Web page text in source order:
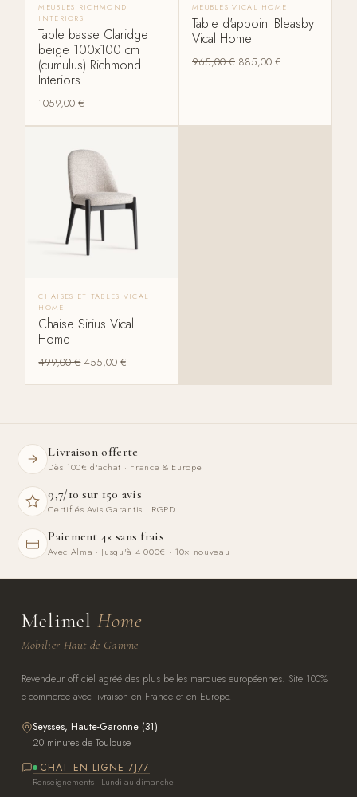
MEUBLES RICHMOND
INTERIORS
Table basse Claridge
beige 100x100 cm
(cumulus) Richmond
Interiors
1059,00€
MEUBLES VICAL HOME
Table d'appoint Bleasby
Vical Home
965,00€ 885,00 €
CHAISES ET TABLES VICAL
HOME
Chaise Sirius Vical
Home
499,00€ 455,00€
Livraison offerte
Dès 100€ d'achat · France & Europe
9,7/10 sur 150 avis
Certifiés Avis Garantis · RGPD
Paiement 4× sans frais
Avec Alma · Jusqu'à 4 000€ · 10× nouveau
Melimel Home
Mobilier Haut de Gamme
Revendeur officiel agréé des plus belles marques européennes. Site 100%
e-commerce avec livraison en France et en Europe.
Seysses, Haute-Garonne (31)
20 minutes de Toulouse
CHAT EN LIGNE 7J/7
Renseignements · Lundi au dimanche